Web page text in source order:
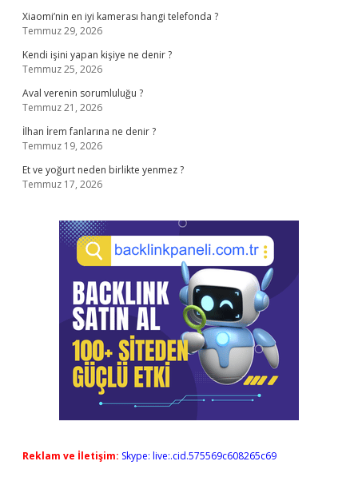
Xiaomi’nin en iyi kamerası hangi telefonda ?
Temmuz 29, 2026
Kendi işini yapan kişiye ne denir ?
Temmuz 25, 2026
Aval verenin sorumluluğu ?
Temmuz 21, 2026
İlhan İrem fanlarına ne denir ?
Temmuz 19, 2026
Et ve yoğurt neden birlikte yenmez ?
Temmuz 17, 2026
Reklam ve İletişim: Skype: live:.cid.575569c608265c69